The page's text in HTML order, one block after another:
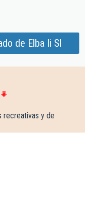
de Elba Ii Sl
recreativas y de